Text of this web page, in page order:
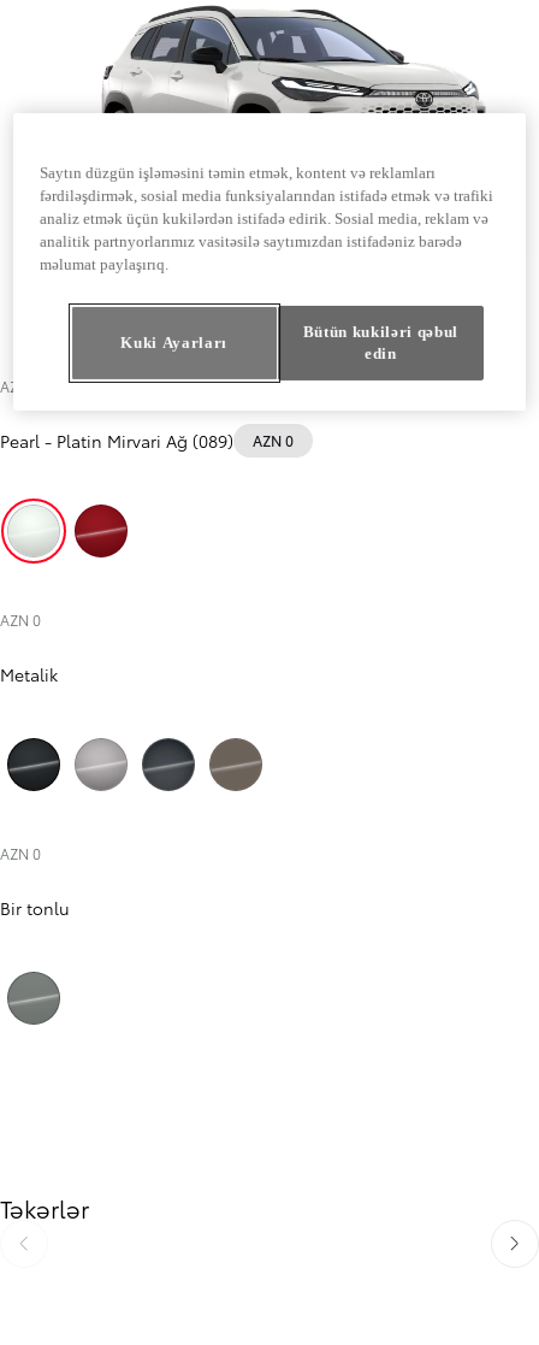
AZN 0
Pearl - Platin Mirvari Ağ (089) AZN 0
Platin Mirvari Ağ (089)
AZN 0
Metalik
AZN 0
Bir tonlu
Təkərlər
Əvvəlki
Saytın düzgün işləməsini təmin etmək, kontent və reklamları
fərdiləşdirmək, sosial media funksiyalarından istifadə etmək və trafiki
analiz etmək üçün kukilərdən istifadə edirik. Sosial media, reklam və
analitik partnyorlarımız vasitəsilə saytımızdan istifadəniz barədə
məlumat paylaşırıq.
Kuki Ayarları
Bütün kukiləri qəbul
edin